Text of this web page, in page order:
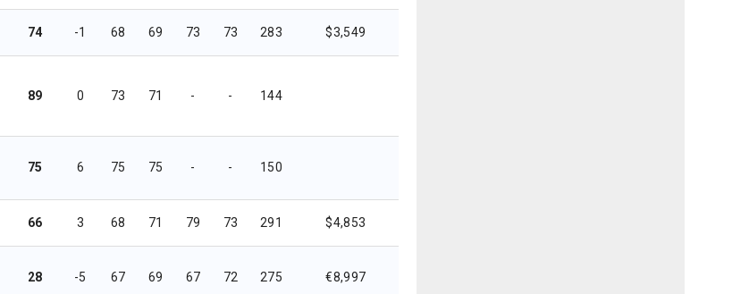
74 -1 68 69 73 73 283 $3,549
89 0 73 71 - - 144
75 6 75 75 - - 150
66 3 68 71 79 73 291 $4,853
28 -5 67 69 67 72 275 €8,997